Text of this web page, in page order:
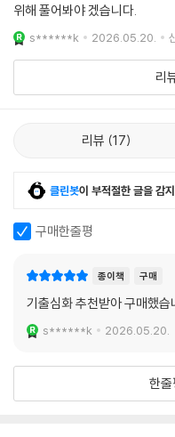
위해 풀어봐야 겠습니다.
s******k 2026.05.20.
리
리뷰 17
클린봇이 부적절한 글을 감
구매한줄평
종이책 구매
기출심화 추천받아 구매했습
s******k 2026.05.20.
한줄